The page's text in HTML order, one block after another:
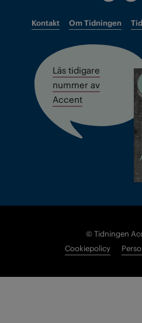
Kontakt Om Tidningen
Läs tidigare
nummer av
Accent
© Tidningen
Cookiepolicy